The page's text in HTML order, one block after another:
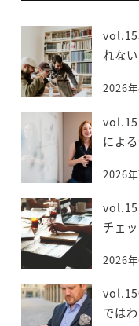
れな
2026
によ
2026
チェ
2026
では